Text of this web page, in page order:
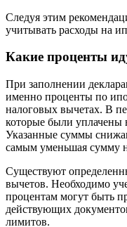
Следуя этим
учитывать расходы на
Какие проценты
При заполнении
именно проценты по
налоговых вычетах. В
которые были уплачены
Указанные суммы
самым уменьшая сумму
Существуют
вычетов. Необходимо
процентам могут быть
действующих
лимитов.